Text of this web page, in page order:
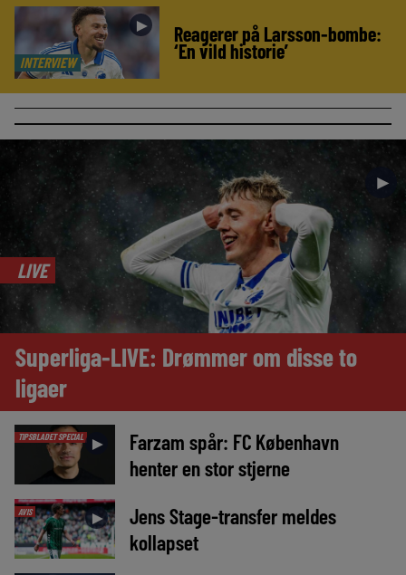
INTERVIEW
► Reagerer på Larsson-bombe:
‘En vild historie’
►
LIVE
Superliga-LIVE: Drømmer om disse to
ligaer
TIPSBLADET SPECIAL ►
Farzam spår: FC København
henter en stor stjerne
AVIS ►
Jens Stage-transfer meldes
kollapset